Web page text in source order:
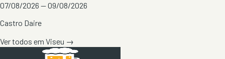
07/08/2026 — 09/08/2026
Castro Daire
Ver todos em Viseu →